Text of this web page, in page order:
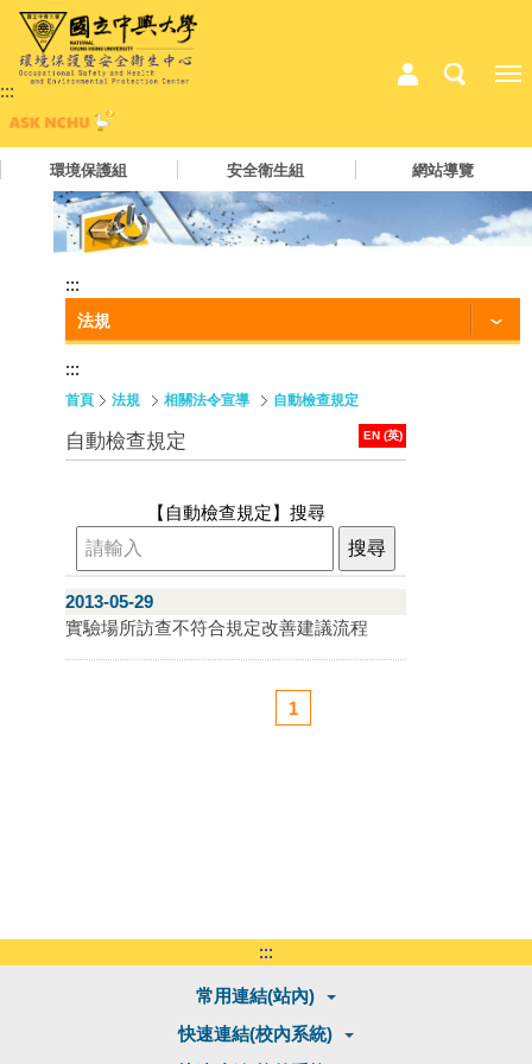
:::
環境保護組 安全衛生組 網站導覽
:::
法規
:::
首頁 法規 相關法令宣導 自動檢查規定
EN (英)
自動檢查規定
【自動檢查規定】 搜尋
2013-05-29
實驗場所訪查不符合規定改善建議流程
1
:::
常用連結(站內)
快速連結(校內系統)